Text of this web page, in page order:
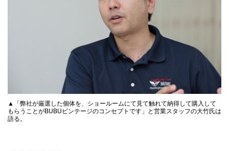
▲「弊社が厳選した個体を、ショールームにて見て触れて納得して購入して
もらうことがBUBUビンテージのコンセプトです」と営業スタッフの大竹氏は
語る。